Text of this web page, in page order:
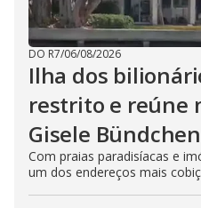
DO R7/06/08/2026
Ilha dos
restrito e reúne
Gisele
Com praias paradisíacas e
um dos endereços mais